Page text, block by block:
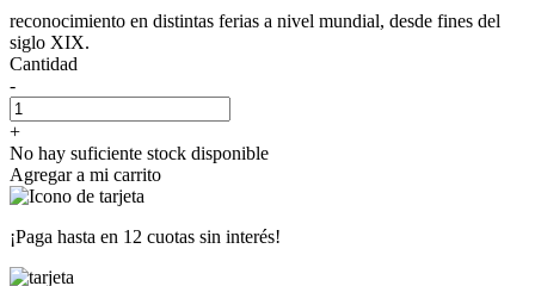
reconocimiento en distintas ferias a nivel mundial, desde fines del
siglo XIX.
Cantidad
-
+
No hay suficiente stock disponible
Agregar a mi carrito
¡Paga hasta en 12 cuotas sin interés!